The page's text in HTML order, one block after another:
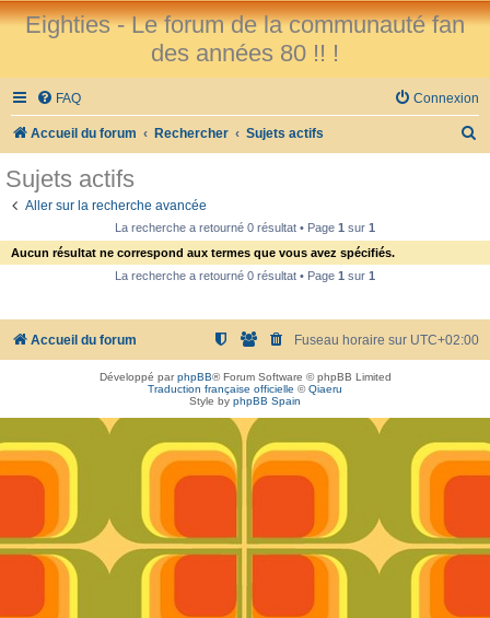
Eighties - Le forum de la communauté fan
des années 80 !! !
FAQ Connexion
Accueil du forum Rechercher Sujets actifs
e
Sujets actifs
Aller sur la recherche avancée
La recherche a retourné 0 résultat • Page 1 sur 1
Aucun résultat ne correspond aux termes que vous avez spécifiés.
La recherche a retourné 0 résultat • Page 1 sur 1
Accueil du forum Fuseau horaire sur UTC+02:00
Développé parphpBB® Forum Software © phpBB Limited
Traduction française officielle ©Qiaeru
Style by phpBB Spain